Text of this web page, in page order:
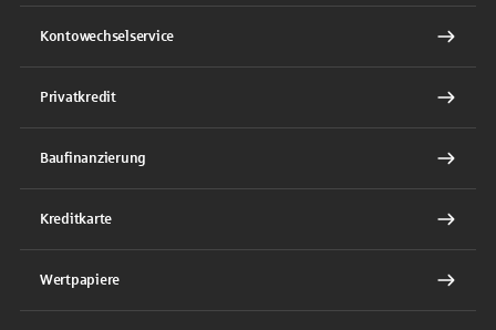
Kontowechselservice
Privatkredit
Baufinanzierung
Kreditkarte
Wertpapiere